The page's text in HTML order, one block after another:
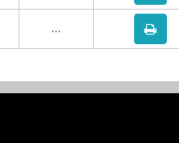
...